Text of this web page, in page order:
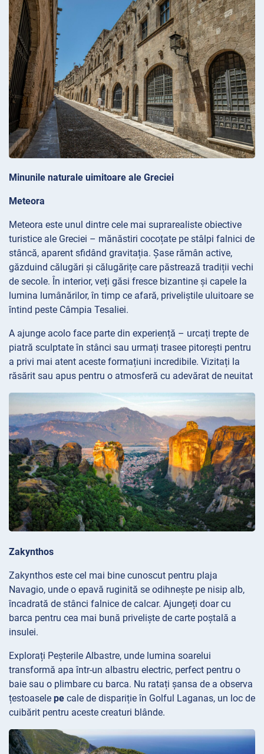
Minunile naturale uimitoare ale Greciei
Meteora
Meteora este unul dintre cele mai suprarealiste obiective
turistice ale Greciei – mănăstiri cocoțate pe stâlpi falnici de
stâncă, aparent sfidând gravitația. Șase rămân active,
găzduind călugări și călugărițe care păstrează tradiții vechi
de secole. În interior, veți găsi fresce bizantine și capele la
lumina lumânărilor, în timp ce afară, priveliștile uluitoare se
întind peste Câmpia Tesaliei.
A ajunge acolo face parte din experiență – urcați trepte de
piatră sculptate în stânci sau urmați trasee pitorești pentru
a privi mai atent aceste formațiuni incredibile. Vizitați la
răsărit sau apus pentru o atmosferă cu adevărat de neuitat
Zakynthos
Zakynthos este cel mai bine cunoscut pentru plaja
Navagio, unde o epavă ruginită se odihnește pe nisip alb,
încadrată de stânci falnice de calcar. Ajungeți doar cu
barca pentru cea mai bună priveliște de carte poștală a
insulei.
Explorați Peșterile Albastre, unde lumina soarelui
transformă apa într-un albastru electric, perfect pentru o
baie sau o plimbare cu barca. Nu ratați șansa de a observa
țestoasele pe cale de dispariție în Golful Laganas, un loc de
cuibărit pentru aceste creaturi blânde.